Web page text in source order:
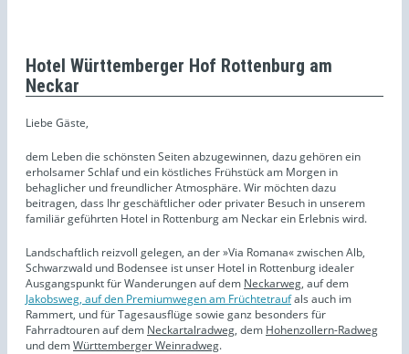
Hotel Württemberger Hof Rottenburg am
Neckar
Liebe Gäste,
dem Leben die schönsten Seiten abzugewinnen, dazu gehören ein
erholsamer Schlaf und ein köstliches Frühstück am Morgen in
behaglicher und freundlicher Atmosphäre. Wir möchten dazu
beitragen, dass Ihr geschäftlicher oder privater Besuch in unserem
familiär geführten Hotel in Rottenburg am Neckar ein Erlebnis wird.
Landschaftlich reizvoll gelegen, an der »Via Romana« zwischen Alb,
Schwarzwald und Bodensee ist unser Hotel in Rottenburg idealer
Ausgangspunkt für Wanderungen auf dem Neckarweg, auf dem
Jakobsweg, aufden Premiumwegen am Früchtetraufals auch im
Rammert, und für Tagesausflüge sowie ganz besonders für
Fahrradtouren auf dem Neckartalradweg, dem Hohenzollern-Radweg
und demWürttemberger Weinradweg.